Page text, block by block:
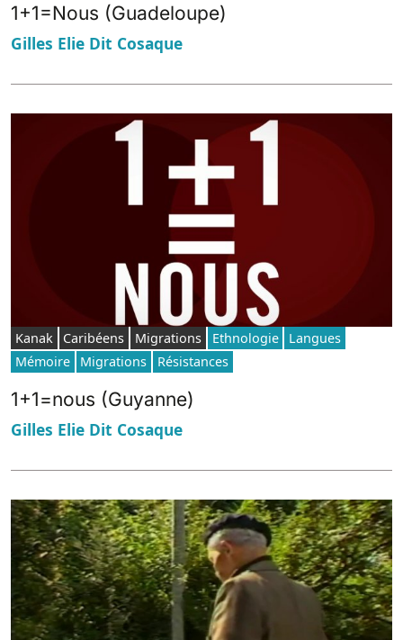
1+1=Nous (Guadeloupe)
Gilles Elie Dit Cosaque
Kanak Caribéens Migrations Ethnologie
Langues
Mémoire
Migrations Résistances
1+1=nous (Guyanne)
Gilles Elie Dit Cosaque